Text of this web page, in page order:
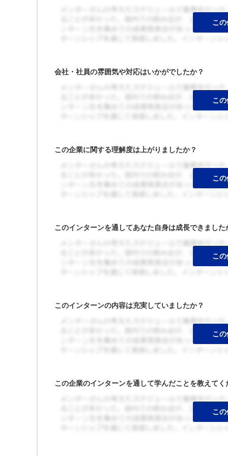
会社・社員の雰囲気や対応はいかがでしたか？
この企業に関する理解度は上がりましたか？
このインターンを通してあなた自身は成長できました
このインターンの内容は充実していましたか？
この企業のインターンを通して学んだことを教えてく